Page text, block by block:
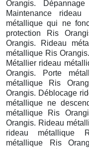
Orangis.
Maintenance
métallique qui ne
protection Ris
Orangis. Rideau
métallique Ris
Métallier rideau
Orangis. Porte
métallique Ris
Orangis. Déblocage
métallique ne
métallique Ris
Orangis. Rideau
rideau métallique
métallique Ris